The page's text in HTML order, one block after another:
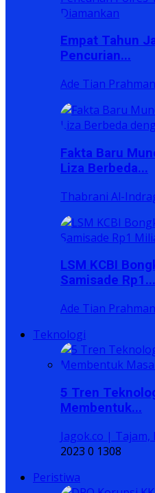
Empat Tahun
Pencurian...
Ade Tian
Fakta Baru
Liza Berbeda...
Thabrani Al-
LSM KCBI
Samisade Rp1...
Ade Tian
Teknologi
5 Tren
Membentuk...
Jagok.co |
2023 0 1308
Peristiwa